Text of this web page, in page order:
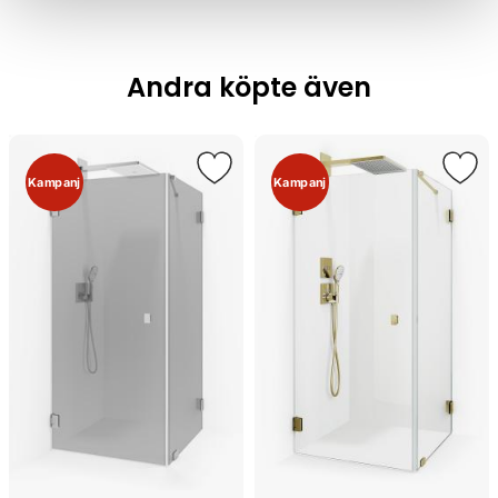
Andra köpte även
Kampanj Kampanj